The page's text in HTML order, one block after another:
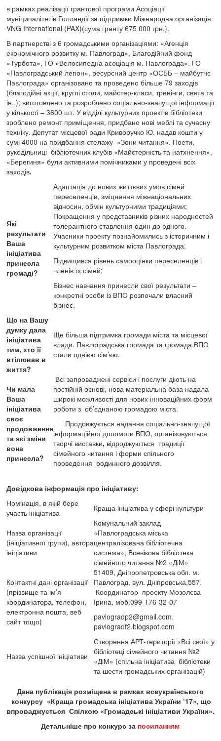
в рамках реалізації грантової програми Асоціації
муніципалітетів Голландії за підтримки Міжнародна організація
VNG International (PAX)(сума гранту 675 000 грн.).
В партнерстві з 6 громадськими організаціями: «Агенція
економічного розвитку м. Павлоград», Благодійний фонд
«Турбота», ГО «Велосипедна асоціація м. Павлограда», ГО
«Павлоградський легіон», ресурсний центр «ОСББ – майбутнє
Павлограда» організовано та проведено більше 79 заходів
(благодійні акції, круглі столи, майстер-класи, тренінги, свята та
ін..); виготовлено та розроблено соціально-значущої інформації
у кількості – 3600 шт. У відділі культурних проектів бібліотеки
зроблено ремонт приміщення, придбано нові меблі та сучасну
техніку. Депутат місцевої ради Криворучко Ю. надав кошти у
сумі 4000 на придбання стелажу «Зони читання». Поети,
рукодільниці бібліотечних клубів «Майстерність та натхнення»,
«Берегиня» були активними помічниками у проведені всіх
заходів.
Які
результати
Ваша
ініціатива
принесла
громаді?
Адаптація до нових життєвих умов сімей
переселенців, зміцнення міжнаціональних
відносин, обмін культурними традиціями;
Покращення у представників різних народностей
толерантного ставлення один до одного.
Учасники проекту познайомились з історичним і
культурним розвитком міста Павлограда;
Підвищився рівень самооцінки переселенців і
членів їх сімей;
Бізнес навчання принесли свої результати –
конкретні особи із ВПО розпочали власний
бізнес.
Що на Вашу
думку дала
ініціатива
тим, хто її
втілював в
життя?
Ще більша підтримка громади міста та місцевої
влади. Павлоградська громада та громада ВПО
стали однією сім’єю.
Чи мала
Ваша
ініціатива
своє
продовження
та які зміни
вона
принесла?
Всі запроваджені сервіси і послуги діють на
постійній основі, нова матеріальна база надала
широкі можливості для нових інноваційних форм
роботи з об’єднаною громадою міста.
Продовжується надання соціально-значущої
інформаційної допомоги ВПО, організовуються
творчі виставки, відроджуються традиції
сімейного читання і форми спільного
проведення родинного дозвілля.
Довідкова інформація про ініціативу:
Номінація, в якій бере
участь ініціатива
Краща ініціатива у сфері культури
Назва організації
(ініціативної групи), автора
ініціативи
Комунальний заклад
«Павлоградська міська
централізована бібліотечна
система», Всевікова бібліотека
сімейного читання №2 «ДіМ»
Контактні дані організації
(прізвище та ім’я
координатора, телефон,
електронна пошта, веб
сайт тощо)
51409, Дніпропетровська обл. м.
Павлоград, вул. Дніпровська,557.
Координатор проекту Мозолєва
Ірина, моб.099-176-32-07
pavlogradp2@gmail.com.
pavlogradf2.blogspot.com
Назва успішної ініціативи
Створення АРТ-території «Всі свої» у
бібліотеці сімейного читання №2
«ДіМ» (спільна ініціатива бібліотеки
та шести громадських організацій)
Дана публікація розміщена в рамках всеукраїнського
конкурсу «Краща громадська ініціатива України ‘17», що
впроваджується Спілкою «Громадські ініціативи України».
Детальніше про конкурс за посиланням